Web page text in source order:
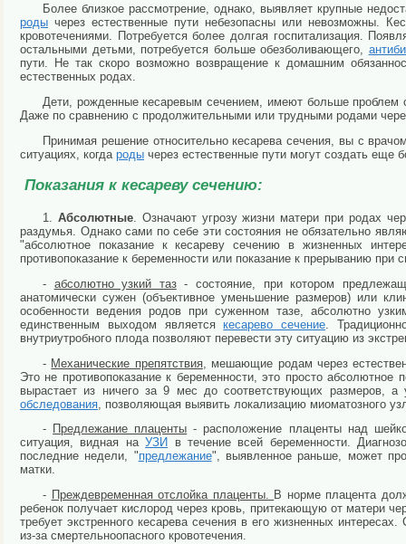
Более близкое рассмотрение, однако, выявляет крупные
роды через естественные пути небезопасны или невозможны.
кровотечениями. Потребуется более долгая госпитализация.
остальными детьми, потребуется больше обезболивающего,
пути. Не так скоро возможно возвращение к домашним
естественных родах.
Дети, рожденные кесаревым сечением, имеют больше
Даже по сравнению с продолжительными или трудными родами
Принимая решение относительно кесарева сечения, вы с
ситуациях, когда роды через естественные пути могут создать еще
Показания к кесареву сечению:
1. Абсолютные. Означают угрозу жизни матери при родах
раздумья. Однако сами по себе эти состояния не обязательно
"абсолютное показание к кесареву сечению в жизненных
противопоказание к беременности или показание к прерыванию
- абсолютно узкий таз- состояние, при котором
анатомически сужен (объективное уменьшение размеров) или
особенности ведения родов при суженном тазе, абсолютно
единственным выходом являетсякесарево сечение .
внутриутробного плода позволяют перевести эту ситуацию из
- Механические препятствия, мешающие родам через
Это не противопоказание к беременности, это просто
вырастает из ничего за 9 мес до соответствующих размеров, а
обследования , позволяющая выявить локализацию миоматозного
- Предлежание плаценты - расположение плаценты над
ситуация, видная наУЗИ в течение всей беременности.
последние недели, "предлежание", выявленное раньше, может
матки.
- Преждевременная отслойка плаценты. В норме плацента
ребенок получает кислород через кровь, притекающую от матери
требует экстренного кесарева сечения в его жизненных
из-за смертельноопасного кровотечения.